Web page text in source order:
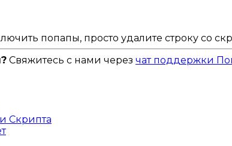
попапы, просто удалите строку со
Свяжитесь с нами через чат поддержки
Скрипта